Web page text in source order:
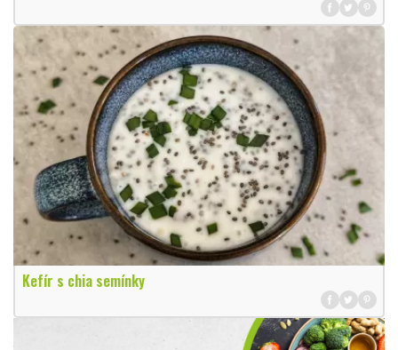
Kefír s chia semínky